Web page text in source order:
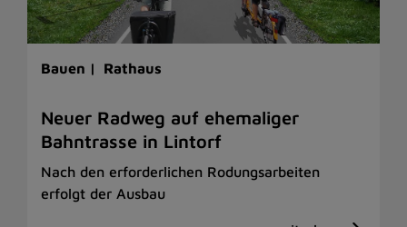
Bauen | Rathaus
Neuer Radweg auf ehemaliger
Bahntrasse in Lintorf
Nach den erforderlichen Rodungsarbeiten
erfolgt der Ausbau